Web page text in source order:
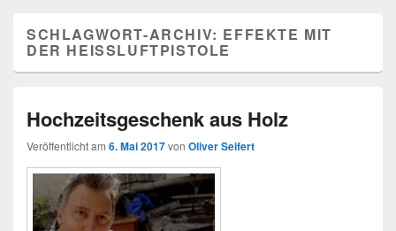
SCHLAGWORT-ARCHIV: EFFEKTE MIT
DER HEISSLUFTPISTOLE
Hochzeitsgeschenk aus Holz
Veröffentlicht am 6. Mai 2017von Oliver Seifert